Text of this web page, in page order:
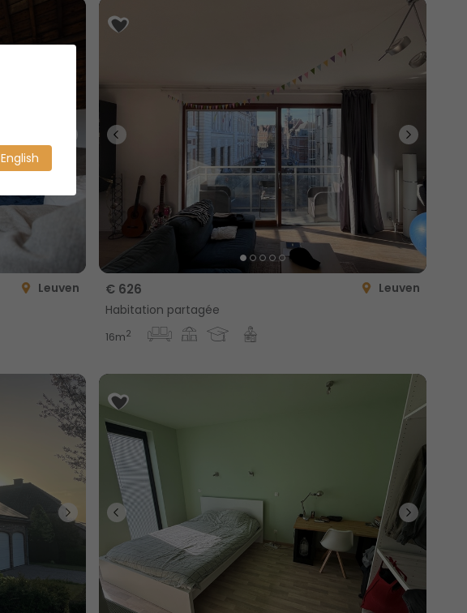
Leuven
€ 626
Leuven
Habitation partagée
16m2
English